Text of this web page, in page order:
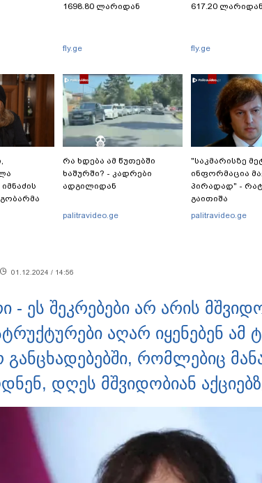
1698.80 ლარიდან
fly.ge
617.20 ლარიდან
fly.ge
- ეკა
რა ხდება ამ წუთებში
ხაშურში? - კადრები
ადგილიდან
palitravideo.ge
"საკმარისზე
ინფორმაცია
პირადად" -
გაითიშა
palitravideo.ge
01.12.2024 / 14:56
- ეს შეკრებები არ არის
აღარ იყენებენ
განცხადებებში, რომლებიც
დღეს მშვიდობიან